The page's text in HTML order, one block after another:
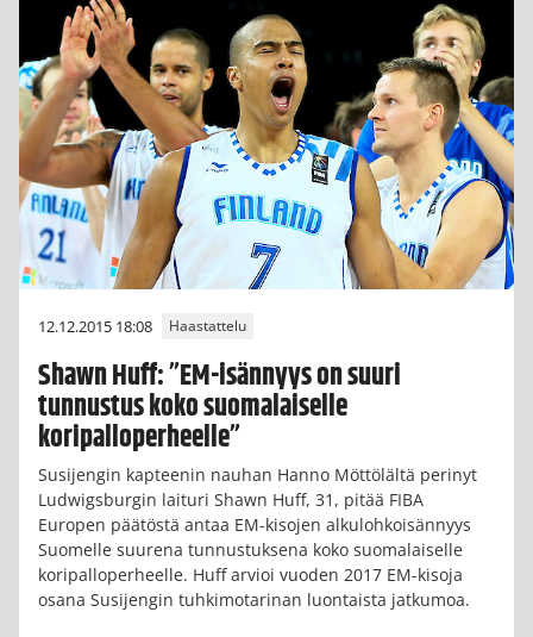
12.12.2015 18:08 Haastattelu
Shawn Huff: ”EM-isännyys on suuri
tunnustus koko suomalaiselle
koripalloperheelle”
Susijengin kapteenin nauhan Hanno Möttölältä perinyt
Ludwigsburgin laituri Shawn Huff, 31, pitää FIBA
Europen päätöstä antaa EM-kisojen alkulohkoisännyys
Suomelle suurena tunnustuksena koko suomalaiselle
koripalloperheelle. Huff arvioi vuoden 2017 EM-kisoja
osana Susijengin tuhkimotarinan luontaista jatkumoa.